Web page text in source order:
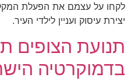
לקחו על עצמם את הפעלת
יצירת עיסוק ועניין לילדי העיר.
תנועת הצופים
בדמוקרטיה